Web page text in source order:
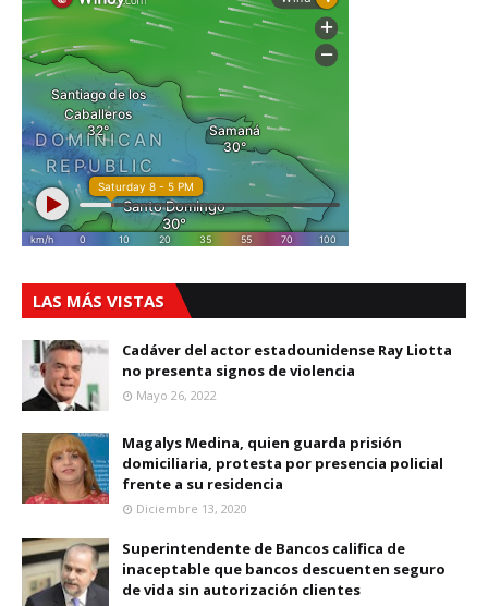
LAS MÁS VISTAS
Cadáver del actor estadounidense Ray Liotta
no presenta signos de violencia
Mayo 26, 2022
Magalys Medina, quien guarda prisión
domiciliaria, protesta por presencia policial
frente a su residencia
Diciembre 13, 2020
Superintendente de Bancos califica de
inaceptable que bancos descuenten seguro
de vida sin autorización clientes